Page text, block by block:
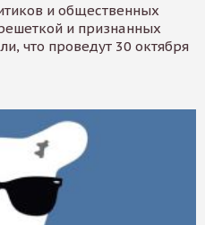
и общественных
и признанных
что проведут 30 октября